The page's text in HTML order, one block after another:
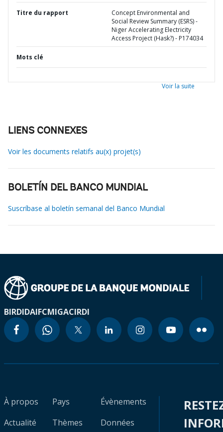
Titre du rapport
Concept Environmental and
Social Review Summary (ESRS) -
Niger Accelerating Electricity
Access Project (Hask?) - P174034
Mots clé
Voir la suite
LIENS CONNEXES
Voir les documents relatifs au(x) projet(s)
BOLETÍN DEL BANCO MUNDIAL
Suscríbase al boletín semanal del Banco Mundial
BIRDIDAIFCMIGACIRDI
À propos
Actualité
Pays
Thèmes
Évènements
Données